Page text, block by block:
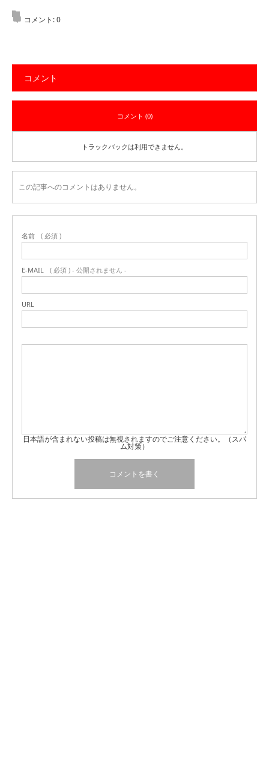
コメント:0
コメント
コメント (0)
トラックバックは利用できません。
この記事へのコメントはありません。
名前 ( 必須 )
E-MAIL ( 必須 ) - 公開されません -
URL
日本語が含まれない投稿は無視されますのでご注意ください。（スパ
ム対策）